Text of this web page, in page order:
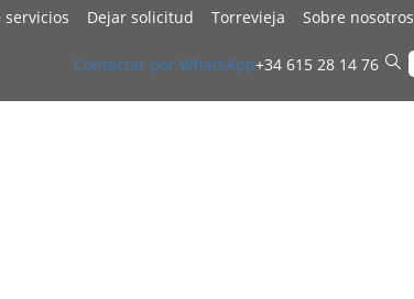
servicios Dejar solicitud Torrevieja Sobre nosotros
Contactar por WhatsApp+34 615 28 14 76